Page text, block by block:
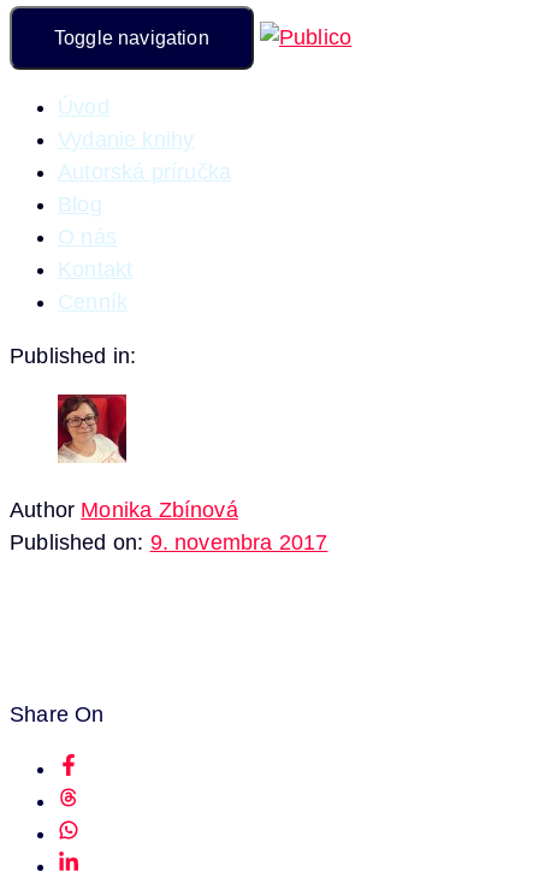
Toggle navigation
Úvod
Vydanie knihy
Autorská príručka
Blog
O nás
Kontakt
Cenník
Published in:
Author Monika Zbínová
Published on: 9. novembra 2017
Share On